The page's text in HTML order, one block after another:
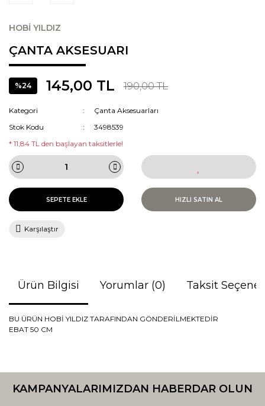
HOBİ YILDIZ
ÇANTA AKSESUARI
%24 145,00 TL 190,00 TL
Kategori
Çanta Aksesuarları
Stok Kodu
3498539
* 11,84 TL den başlayan taksitlerle!
SEPETE EKLE HIZLI SATIN AL
Karşılaştır
Ürün Bilgisi Yorumlar (0) Taksit
BU ÜRÜN HOBİ YILDIZ TARAFINDAN GÖNDERİLMEKTEDİR
EBAT 50 CM
konularda yetersiz gördüğünüz noktaları öneri formunu
Görüş ve önerileriniz için teşekkür ederiz.
KAMPANYALARIMIZDAN HABERDAR OLUN